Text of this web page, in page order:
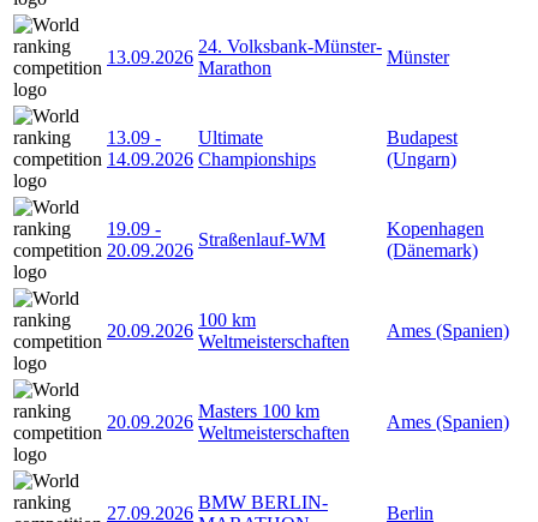
13.09.2026
24. Volksbank-Münster-
Marathon
Münster
13.09 -
14.09.2026
Ultimate
Championships
Budapest
(Ungarn)
19.09 -
20.09.2026
Straßenlauf-WM
Kopenhagen
(Dänemark)
20.09.2026
100 km
Weltmeisterschaften
Ames (Spanien)
20.09.2026
Masters 100 km
Weltmeisterschaften
Ames (Spanien)
27.09.2026
BMW BERLIN-
Berlin